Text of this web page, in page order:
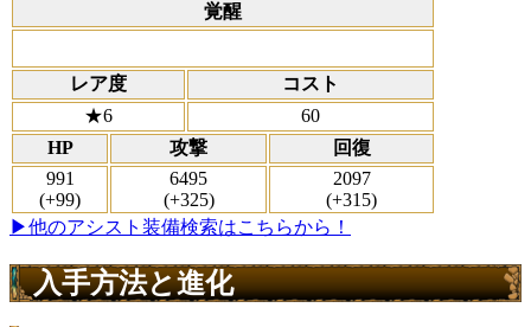
覚醒
レア度
コスト
★6
60
HP
攻撃
回復
991
(+99)
6495
(+325)
2097
(+315)
▶他のアシスト装備検索はこちらから！
入手方法と進化